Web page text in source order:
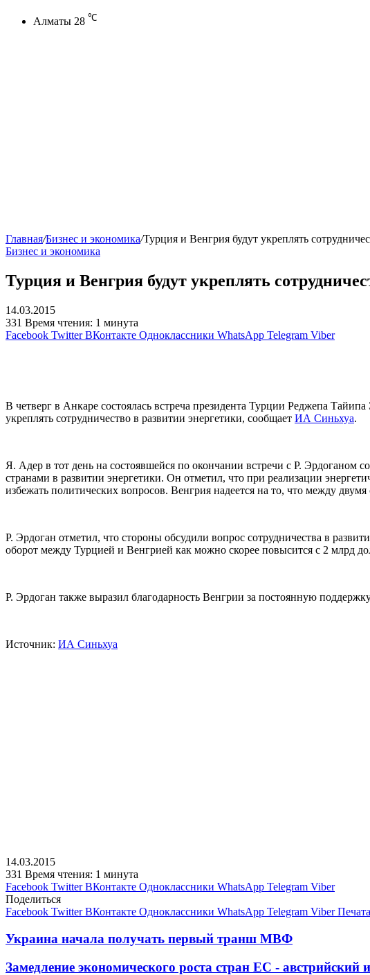
Алматы 28 ℃
Главная/Бизнес и экономика/Турция и Венгрия будут укреплять
Бизнес и экономика
Турция и Венгрия будут укреплять
14.03.2015
331 Время чтения: 1 минута
Facebook Twitter ВКонтакте Одноклассники WhatsApp Telegram Viber
В четверг в Анкаре состоялась встреча президента Турции Реджепа
укреплять сотрудничество в развитии энергетики, сообщает ИА Синьхуа.
Я. Адер в тот день на состоявшейся по окончании встречи с Р. Эрдоганом
странами в развитии энергетики. Он отметил, что при реализации
избежать политических вопросов. Венгрия надеется на то, что между
Р. Эрдоган отметил, что стороны обсудили вопрос сотрудничества в
оборот между Турцией и Венгрией как можно скорее повысится с 2 млрд
Р. Эрдоган также выразил благодарность Венгрии за постоянную
Источник: ИА Синьхуа
14.03.2015
331 Время чтения: 1 минута
Facebook Twitter ВКонтакте Одноклассники WhatsApp Telegram Viber
Поделиться
Facebook Twitter ВКонтакте Одноклассники WhatsApp Telegram Viber
Украина начала получать первый транш МВФ
Замедление экономического роста стран ЕС - австрийский